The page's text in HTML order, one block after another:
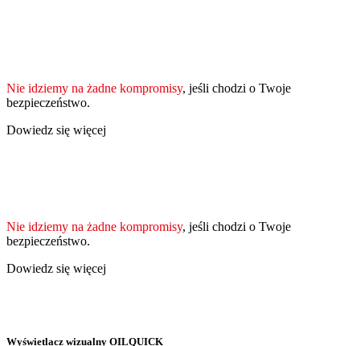
Nie idziemy na żadne kompromisy, jeśli chodzi o Twoje
bezpieczeństwo.
Dowiedz się więcej
Nie idziemy na żadne kompromisy, jeśli chodzi o Twoje
bezpieczeństwo.
Dowiedz się więcej
Wyświetlacz wizualny OILQUICK